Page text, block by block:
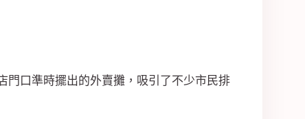
門口準時擺出的外賣攤，吸引了不少市民排